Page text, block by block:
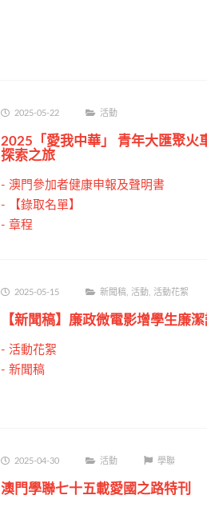
2025-05-22 活動
2025「愛我中華」 青年大匯聚
探索之旅
- 澳門參加者健康申報及聲明書
- 【錄取名單】
- 章程
2025-05-15 新聞稿 活動 活動花絮
【新聞稿】廉政微電影增學生廉潔
- 活動花絮
- 新聞稿
2025-04-30 活動 學聯
澳門學聯七十五載愛國之路特刊